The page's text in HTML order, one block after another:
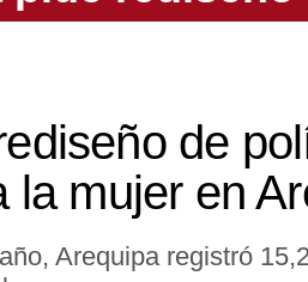
de
la mujer en
Arequipa registró